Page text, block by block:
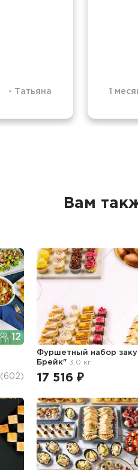
- Татьяна 1
Вам
12
(602)
Фуршетный набор
Брейк" 3.0 кг
17 516 ₽